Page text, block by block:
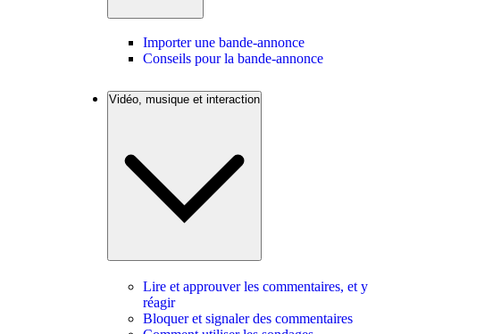
Importer une bande-annonce
Conseils pour la bande-annonce
Vidéo, musique et interaction
Lire et approuver les commentaires, et y
réagir
Bloquer et signaler des commentaires